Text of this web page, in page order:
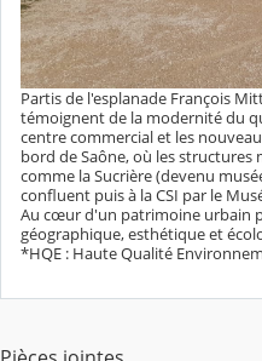
Partis de l'esplanade François
témoignent de la modernité du
centre commercial et les
bord de Saône, où les structures
comme la Sucrière (devenu
confluent puis à la CSI par le
Au cœur d'un patrimoine urbain
géographique, esthétique et
*HQE : Haute Qualité